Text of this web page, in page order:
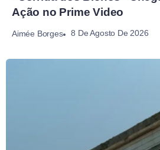
Ação no Prime Video
Aimée Borges 8 De Agosto De 2026